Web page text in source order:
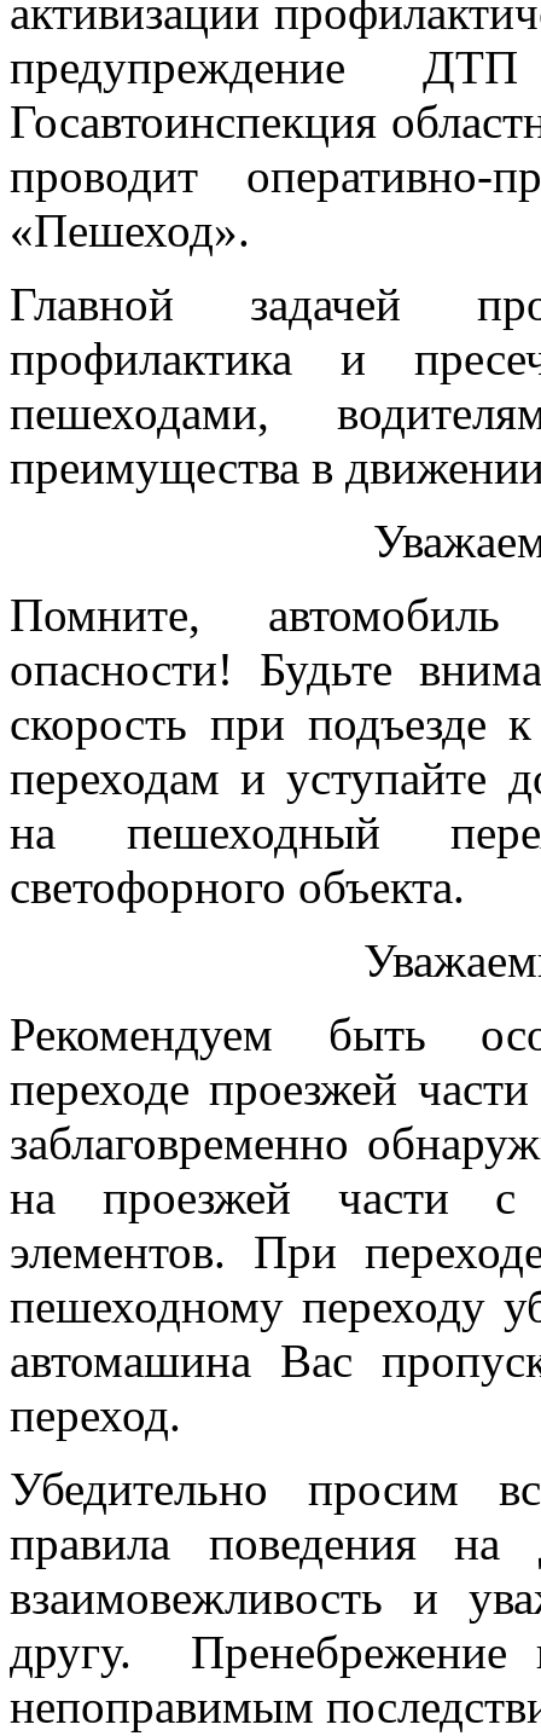
активизации
предупреждение
Госавтоинспекция
проводит оперативно-
«Пешеход».
Главной задачей
профилактика и
пешеходами,
преимущества в
Помните,
опасности! Будьте
скорость при подъезде
переходам и уступайте
на пешеходный
светофорного объекта.
Рекомендуем быть
переходе проезжей
заблаговременно
на проезжей части с
элементов. При
пешеходному переходу
автомашина Вас
переход.
Убедительно просим
правила поведения на
взаимовежливость и
другу. Пренебрежение
непоправимым